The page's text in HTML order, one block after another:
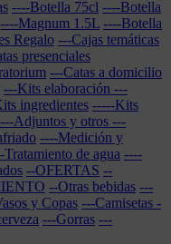
----Botella 75cl ----Botella
----Magnum 1.5L ----Botella
Regalo ---Cajas temáticas
presenciales
---Catas a domicilio
---Kits elaboración ---
ingredientes -----Kits
Adjuntos y otros ---
----Medición y
Tratamiento de agua ----
--OFERTAS --
--Otras bebidas ---
y Copas ---Camisetas -
---Gorras ---